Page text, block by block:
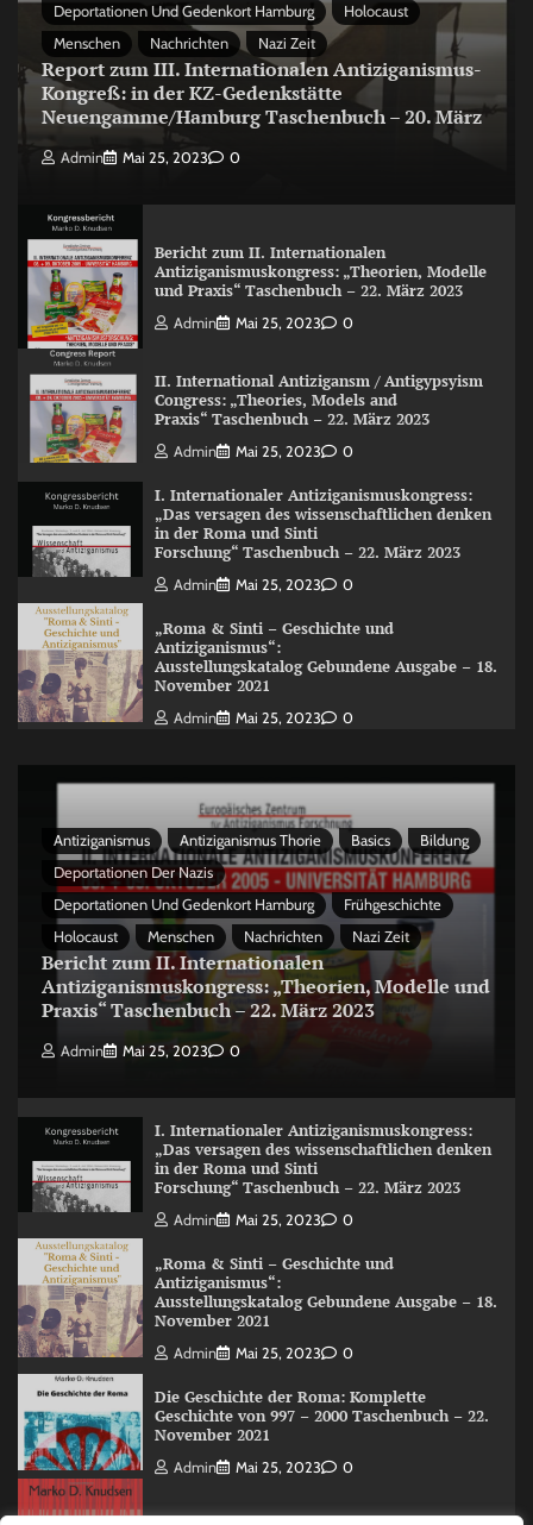
Deportationen Und Gedenkort Hamburg
Holocaust
Menschen
Nachrichten Nazi Zeit
Report zum III. Internationalen Antiziganismus-
Kongreß: in der KZ-Gedenkstätte
Neuengamme/Hamburg Taschenbuch – 20. März
Admin Mai 25, 2023 0
Bericht zum II. Internationalen
Antiziganismuskongress: „Theorien, Modelle
und Praxis“ Taschenbuch – 22. März 2023
Admin Mai 25, 2023 0
II. International Antizigansm / Antigypsyism
Congress: „Theories, Models and
Praxis“ Taschenbuch – 22. März 2023
Admin Mai 25, 2023 0
I. Internationaler Antiziganismuskongress:
„Das versagen des wissenschaftlichen denken
in der Roma und Sinti
Forschung“ Taschenbuch – 22. März 2023
Admin Mai 25, 2023 0
„Roma & Sinti – Geschichte und
Antiziganismus“:
Ausstellungskatalog Gebundene Ausgabe – 18.
November 2021
Admin Mai 25, 2023 0
Antiziganismus Antiziganismus Thorie Basics
Bildung
Deportationen Der Nazis
Deportationen Und Gedenkort Hamburg
Frühgeschichte
Holocaust
Menschen Nachrichten Nazi Zeit
Bericht zum II. Internationalen
Antiziganismuskongress: „Theorien, Modelle und
Praxis“ Taschenbuch – 22. März 2023
Admin Mai 25, 2023 0
I. Internationaler Antiziganismuskongress:
„Das versagen des wissenschaftlichen denken
in der Roma und Sinti
Forschung“ Taschenbuch – 22. März 2023
Admin Mai 25, 2023 0
„Roma & Sinti – Geschichte und
Antiziganismus“:
Ausstellungskatalog Gebundene Ausgabe – 18.
November 2021
Admin Mai 25, 2023 0
Die Geschichte der Roma: Komplette
Geschichte von 997 – 2000 Taschenbuch – 22.
November 2021
Admin Mai 25, 2023 0